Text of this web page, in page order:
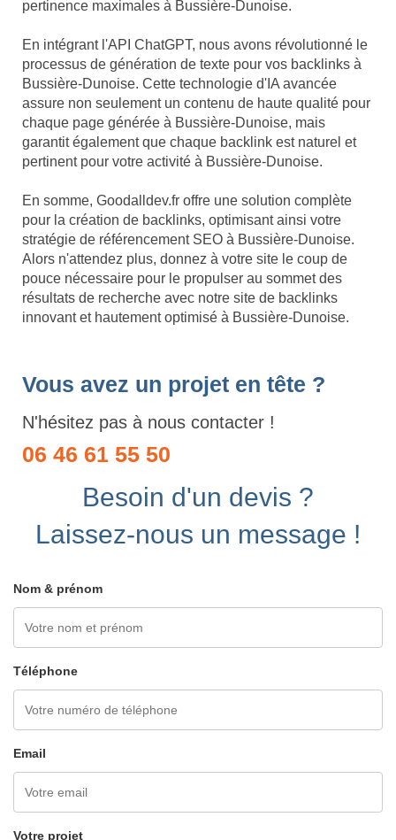
pertinence maximales à Bussière-Dunoise.
En intégrant l'API ChatGPT, nous avons révolutionné le
processus de génération de texte pour vos backlinks à
Bussière-Dunoise. Cette technologie d'IA avancée
assure non seulement un contenu de haute qualité pour
chaque page générée à Bussière-Dunoise, mais
garantit également que chaque backlink est naturel et
pertinent pour votre activité à Bussière-Dunoise.
En somme, Goodalldev.fr offre une solution complète
pour la création de backlinks, optimisant ainsi votre
stratégie de référencement SEO à Bussière-Dunoise.
Alors n'attendez plus, donnez à votre site le coup de
pouce nécessaire pour le propulser au sommet des
résultats de recherche avec notre site de backlinks
innovant et hautement optimisé à Bussière-Dunoise.
Vous avez un projet en tête ?
N'hésitez pas à nous contacter !
06 46 61 55 50
Besoin d'un devis ?
Laissez-nous un message !
Nom & prénom
Téléphone
Email
Votre projet